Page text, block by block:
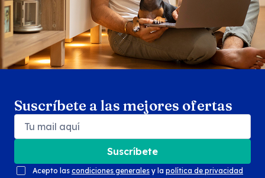
Suscríbete a las mejores ofertas
Suscríbete
Acepto las condiciones generales y la política de privacidad